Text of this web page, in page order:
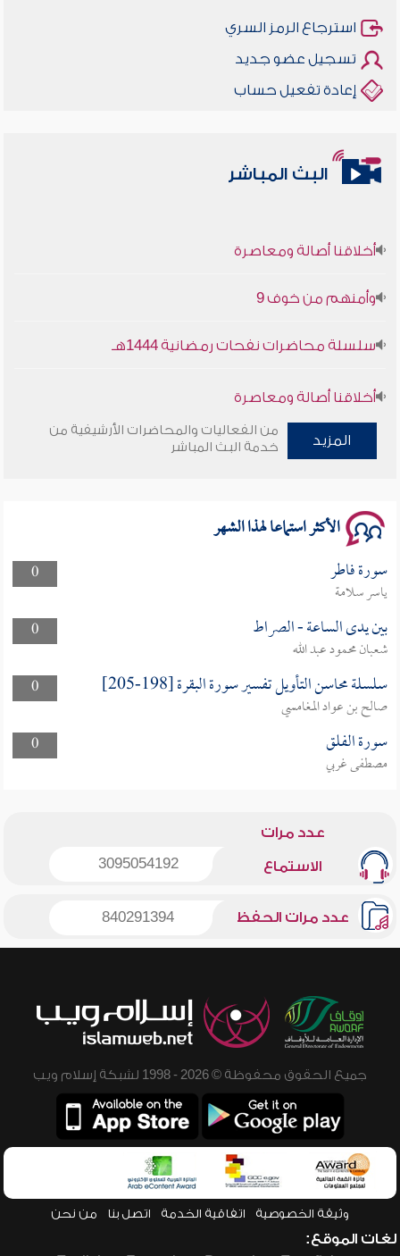
استرجاع الرمز السري
تسجيل عضو جديد
إعادة تفعيل حساب
البث المباشر
أخلاقنا أصالة ومعاصرة
وأمنهم من خوف 9
سلسلة محاضرات نفحات رمضانية 1444هـ
أخلاقنا أصالة ومعاصرة
وأمنهم من خوف 9
المزيد
من الفعاليات والمحاضرات الأرشيفية من
خدمة البث المباشر
الأكثر استماعا لهذا الشهر
0 سورة فاطر
ياسر سلامة
0
بين يدى الساعة - الصراط
شعبان محمود عبد الله
0
سلسلة محاسن التأويل تفسير سورة البقرة [198-205]
صالح بن عواد المغامسي
0
سورة الفلق
مصطفى غربي
عدد مرات
الاستماع 3095054192
عدد مرات الحفظ 840291394
جميع الحقوق محفوظة © 2026 - 1998 لشبكة إسلام ويب
وثيقة الخصوصية اتفاقية الخدمة اتصل بنا من نحن
لغات الموقع: